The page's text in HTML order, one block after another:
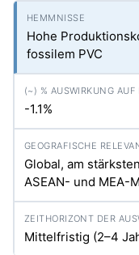
Hohe
fossilem PVC
-1.1%
Global, am
ASEAN- und MEA-
Mittelfristig (2–4